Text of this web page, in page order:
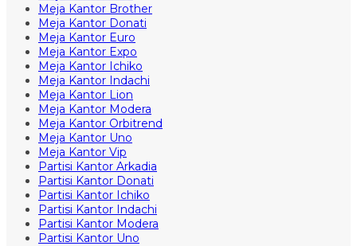
Meja Kantor Brother
Meja Kantor Donati
Meja Kantor Euro
Meja Kantor Expo
Meja Kantor Ichiko
Meja Kantor Indachi
Meja Kantor Lion
Meja Kantor Modera
Meja Kantor Orbitrend
Meja Kantor Uno
Meja Kantor Vip
Partisi Kantor Arkadia
Partisi Kantor Donati
Partisi Kantor Ichiko
Partisi Kantor Indachi
Partisi Kantor Modera
Partisi Kantor Uno